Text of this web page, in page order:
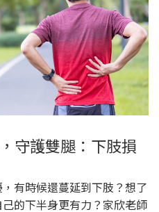
守護雙腿：下肢損
有時候還蔓延到下肢？想了
的下半身更有力？家欣老師